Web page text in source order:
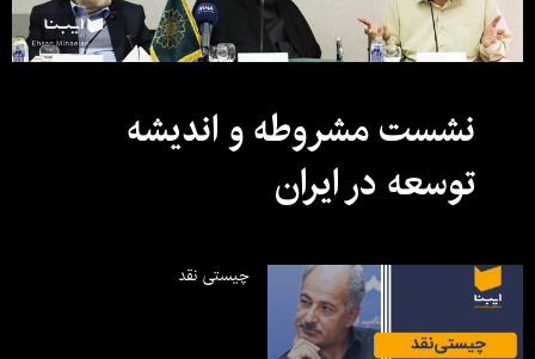
نشست مشروطه و اندیشه
توسعه در ایران
چیستی نقد